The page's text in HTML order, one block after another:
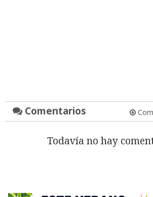
Comentarios
Todavía no hay